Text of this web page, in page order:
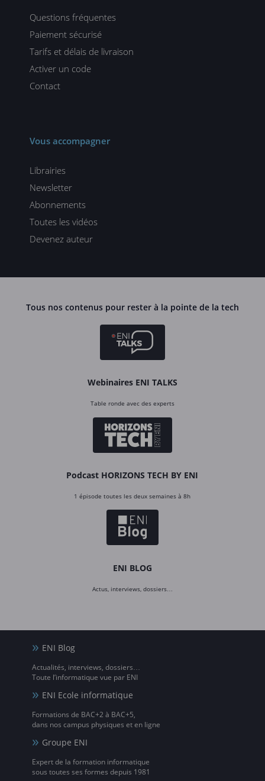
Questions fréquentes
Paiement sécurisé
Tarifs et délais de livraison
Activer un code
Contact
Vous accompagner
Librairies
Newsletter
Abonnements
Toutes les vidéos
Devenez auteur
Tous nos contenus pour rester à la pointe de la tech
Webinaires ENI TALKS
Table ronde avec des experts
Podcast HORIZONS TECH BY ENI
1 épisode toutes les deux semaines à 8h
ENI BLOG
Actus, interviews, dossiers…
ENI Blog
Actualités, interviews, dossiers…
Toute l’informatique vue par ENI
ENI Ecole informatique
Formations de BAC+2 à BAC+5,
dans nos campus physiques et en ligne
Groupe ENI
Expert de la formation informatique
sous toutes ses formes depuis 1981